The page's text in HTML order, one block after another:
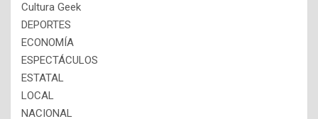
Cultura Geek
DEPORTES
ECONOMÍA
ESPECTÁCULOS
ESTATAL
LOCAL
NACIONAL